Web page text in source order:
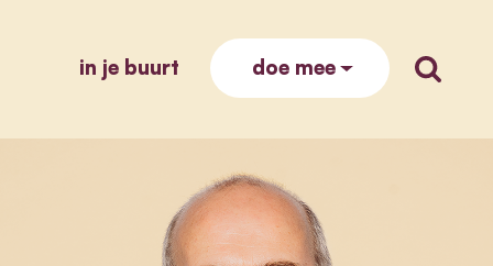
in je buurt doe mee zoek